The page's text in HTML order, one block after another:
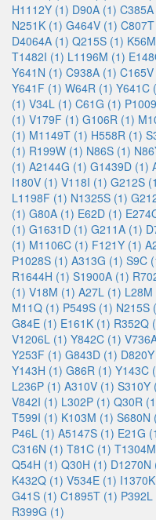
H1112Y (1) D90A (1)
N251K (1) G464V (1)
D4064A (1) Q215S (1)
T1482I (1) L1196M (1)
Y641N (1) C938A (1)
Y641F (1) W64R (1) Y641C
(1) V34L (1) C61G (1)
(1) V179F (1) G106R (1)
(1) M1149T (1) H558R (1)
(1) R199W (1) N86S (1)
(1) A2144G (1) G1439D (1)
I180V (1) V118I (1) G212S
L1198F (1) N1325S (1)
(1) G80A (1) E62D (1)
(1) G1631D (1) G211A (1)
(1) M1106C (1) F121Y (1)
P1028S (1) A313G (1) S9C
R1644H (1) S1900A (1)
(1) V18M (1) A27L (1) L28M
M11Q (1) P549S (1) N215S
G84E (1) E161K (1) R352Q
V1206L (1) Y842C (1)
Y253F (1) G843D (1)
Y143H (1) G86R (1) Y143C
L236P (1) A310V (1) S310Y
V842I (1) L302P (1) Q30R
T599I (1) K103M (1) S680N
P46L (1) A5147S (1) E21G
C316N (1) T81C (1)
Q54H (1) Q30H (1) D1270N
K432Q (1) V534E (1)
G41S (1) C1895T (1) P392L
R399G (1)